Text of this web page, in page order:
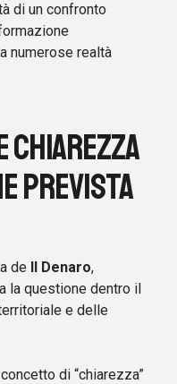
di un confronto
numerose realtà
CHIAREZZA
PREVISTA
de Il Denaro,
la questione dentro il
e delle
di “chiarezza”